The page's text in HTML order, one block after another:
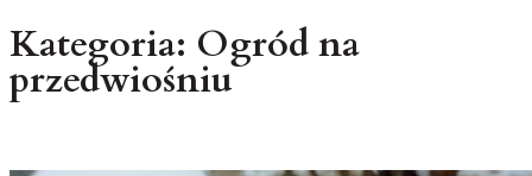
Kategoria: Ogród na
przedwiośniu